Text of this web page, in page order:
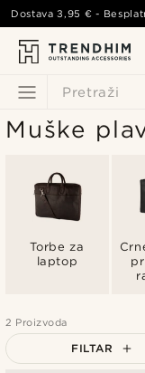
Pretraži
Dostava3,95 € -
Muške
Torbe za
laptop
2 Proizvoda
FILTAR